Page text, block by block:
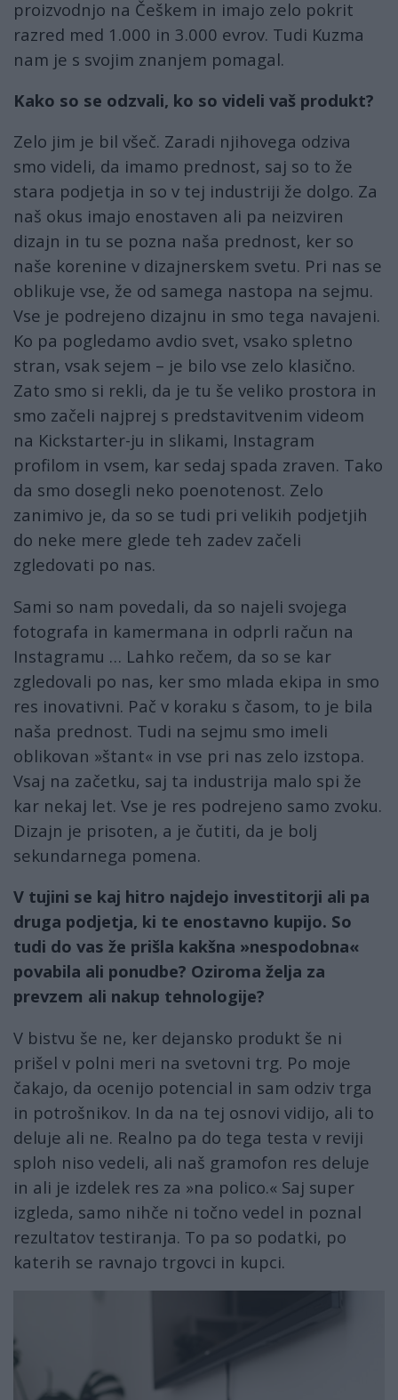
proizvodnjo na Češkem in imajo zelo pokrit
razred med 1.000 in 3.000 evrov. Tudi Kuzma
nam je s svojim znanjem pomagal.
Kako so se odzvali, ko so videli vaš produkt?
Zelo jim je bil všeč. Zaradi njihovega odziva
smo videli, da imamo prednost, saj so to že
stara podjetja in so v tej industriji že dolgo. Za
naš okus imajo enostaven ali pa neizviren
dizajn in tu se pozna naša prednost, ker so
naše korenine v dizajnerskem svetu. Pri nas se
oblikuje vse, že od samega nastopa na sejmu.
Vse je podrejeno dizajnu in smo tega navajeni.
Ko pa pogledamo avdio svet, vsako spletno
stran, vsak sejem – je bilo vse zelo klasično.
Zato smo si rekli, da je tu še veliko prostora in
smo začeli najprej s predstavitvenim videom
na Kickstarter-ju in slikami, Instagram
profilom in vsem, kar sedaj spada zraven. Tako
da smo dosegli neko poenotenost. Zelo
zanimivo je, da so se tudi pri velikih podjetjih
do neke mere glede teh zadev začeli
zgledovati po nas.
Sami so nam povedali, da so najeli svojega
fotografa in kamermana in odprli račun na
Instagramu … Lahko rečem, da so se kar
zgledovali po nas, ker smo mlada ekipa in smo
res inovativni. Pač v koraku s časom, to je bila
naša prednost. Tudi na sejmu smo imeli
oblikovan »štant« in vse pri nas zelo izstopa.
Vsaj na začetku, saj ta industrija malo spi že
kar nekaj let. Vse je res podrejeno samo zvoku.
Dizajn je prisoten, a je čutiti, da je bolj
sekundarnega pomena.
V tujini se kaj hitro najdejo investitorji ali pa
druga podjetja, ki te enostavno kupijo. So
tudi do vas že prišla kakšna »nespodobna«
povabila ali ponudbe? Oziroma želja za
prevzem ali nakup tehnologije?
V bistvu še ne, ker dejansko produkt še ni
prišel v polni meri na svetovni trg. Po moje
čakajo, da ocenijo potencial in sam odziv trga
in potrošnikov. In da na tej osnovi vidijo, ali to
deluje ali ne. Realno pa do tega testa v reviji
sploh niso vedeli, ali naš gramofon res deluje
in ali je izdelek res za »na polico.« Saj super
izgleda, samo nihče ni točno vedel in poznal
rezultatov testiranja. To pa so podatki, po
katerih se ravnajo trgovci in kupci.